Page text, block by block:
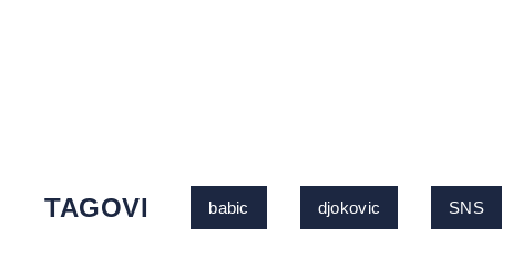
TAGOVI babic djokovic SNS